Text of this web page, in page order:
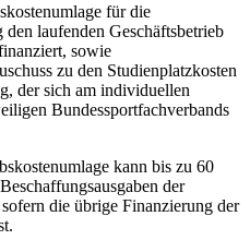
für die
laufenden Geschäftsbetrieb
sowie
zu den Studienplatzkosten
der sich am individuellen
Bundessportfachverbands
kann bis zu 60
der
die übrige Finanzierung der